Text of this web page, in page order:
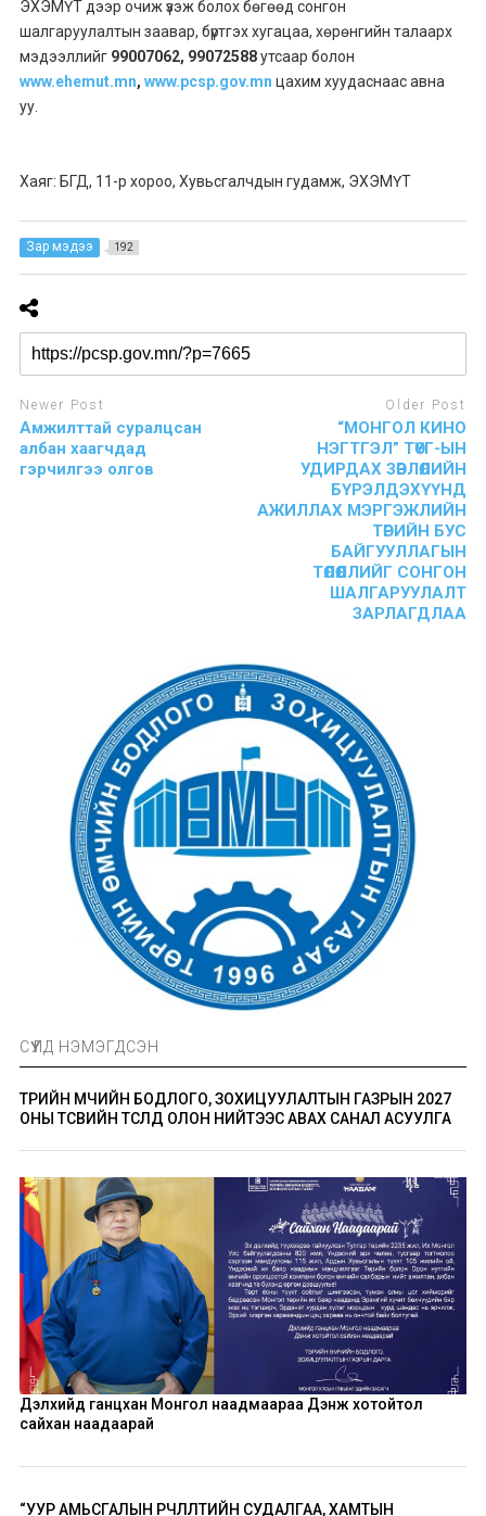
ЭХЭМҮТ дээр очиж үзэж болох бөгөөд сонгон
шалгаруулалтын заавар, бүртгэх хугацаа, хөрөнгийн талаарх
мэдээллийг 99007062, 99072588утсаар болон
www.ehemut.mn, www.pcsp.gov.mn цахим хуудаснаас авна
уу.
Хаяг: БГД, 11-р хороо, Хувьсгалчдын гудамж, ЭХЭМҮТ
Зар мэдээ 192
Newer Post
Амжилттай суралцсан
албан хаагчдад
гэрчилгээ олгов
Older Post
“МОНГОЛ КИНО
НЭГТГЭЛ” ТӨҮГ-ЫН
УДИРДАХ ЗӨВЛӨЛИЙН
БҮРЭЛДЭХҮҮНД
АЖИЛЛАХ МЭРГЭЖЛИЙН
ТӨРИЙН БУС
БАЙГУУЛЛАГЫН
ТӨЛӨӨЛЛИЙГ СОНГОН
ШАЛГАРУУЛАЛТ
ЗАРЛАГДЛАА
СҮҮЛД НЭМЭГДСЭН
ТӨРИЙН ӨМЧИЙН БОДЛОГО, ЗОХИЦУУЛАЛТЫН ГАЗРЫН 2027
ОНЫ ТӨСВИЙН ТӨСӨЛД ОЛОН НИЙТЭЭС АВАХ САНАЛ АСУУЛГА
Дэлхийд ганцхан Монгол наадмаараа Дэнж хотойтол
сайхан наадаарай
“УУР АМЬСГАЛЫН ӨӨРЧЛӨЛТИЙН СУДАЛГАА, ХАМТЫН